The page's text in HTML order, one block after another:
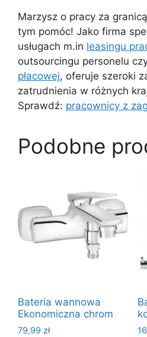
Marzysz o pracy za
tym pomóc! Jako firma
usługach m.in leasingu
outsourcingu personelu
płacowej, oferuje szeroki
zatrudnienia w różnych
Sprawdź: pracownicy z
Podobne
Bateria wannowa
Ekonomiczna chrom
79,99 zł